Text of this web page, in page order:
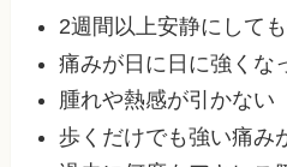
2週間以上安静にして
痛みが日に日に強くな
腫れや熱感が引かない
歩くだけでも強い痛み